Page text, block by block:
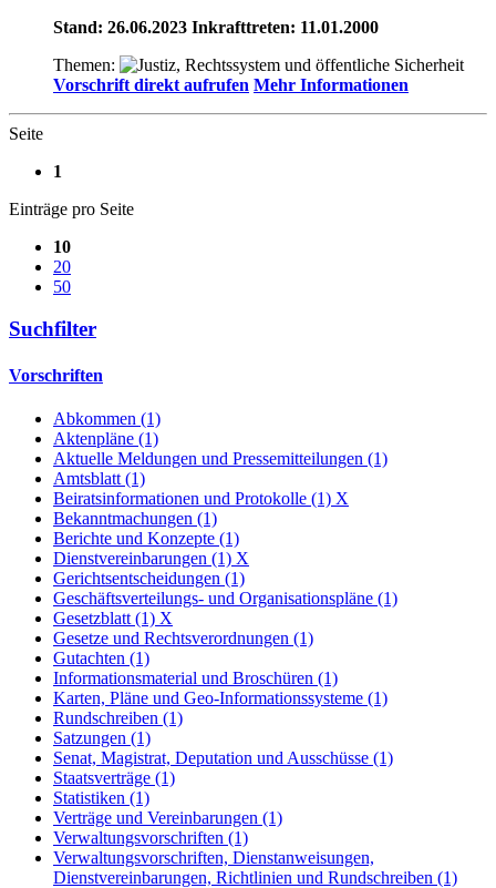
Stand: 26.06.2023 Inkrafttreten: 11.01.2000
Themen:
Vorschrift direkt aufrufen Mehr Informationen
Seite
1
Einträge pro Seite
10
20
50
Suchfilter
Vorschriften
Abkommen (1)
Aktenpläne (1)
Aktuelle Meldungen und Pressemitteilungen (1)
Amtsblatt (1)
Beiratsinformationen und Protokolle (1) X
Bekanntmachungen (1)
Berichte und Konzepte (1)
Dienstvereinbarungen (1) X
Gerichtsentscheidungen (1)
Geschäftsverteilungs- und Organisationspläne (1)
Gesetzblatt (1) X
Gesetze und Rechtsverordnungen (1)
Gutachten (1)
Informationsmaterial und Broschüren (1)
Karten, Pläne und Geo-Informationssysteme (1)
Rundschreiben (1)
Satzungen (1)
Senat, Magistrat, Deputation und Ausschüsse (1)
Staatsverträge (1)
Statistiken (1)
Verträge und Vereinbarungen (1)
Verwaltungsvorschriften (1)
Verwaltungsvorschriften, Dienstanweisungen,
Dienstvereinbarungen, Richtlinien und Rundschreiben (1)